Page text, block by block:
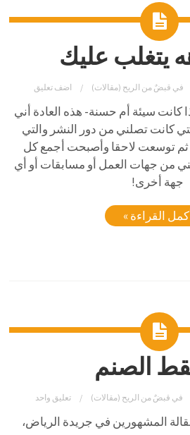
يتغلب عليك
في قبضٌ من الريح (مقالات) اضف تعليق
كانت سيئة أم حسنة- هذه العادة أني
كانت تصلني من دور النشر والتي
ثم توسعت لاحقا وأصبحت أجمع كل
من جهات العمل أو مسابقات أو أي
جهة أخرى!
القراءة »
الصنم
في قبضٌ من الريح (مقالات) تعليق واحد
المشهورين في جريدة الرياض،